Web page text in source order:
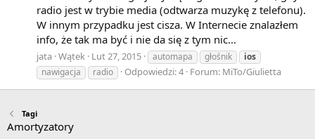
radio jest w trybie media (odtwarza muzykę z telefonu).
W innym przypadku jest cisza. W Internecie znalazłem
info, że tak ma być i nie da się z tym nic...
jata Wątek Lut 27, 2015 automapa głośnik
ios
nawigacja
radio Odpowiedzi: 4 Forum: MiTo/Giulietta
Tagi
Amortyzatory